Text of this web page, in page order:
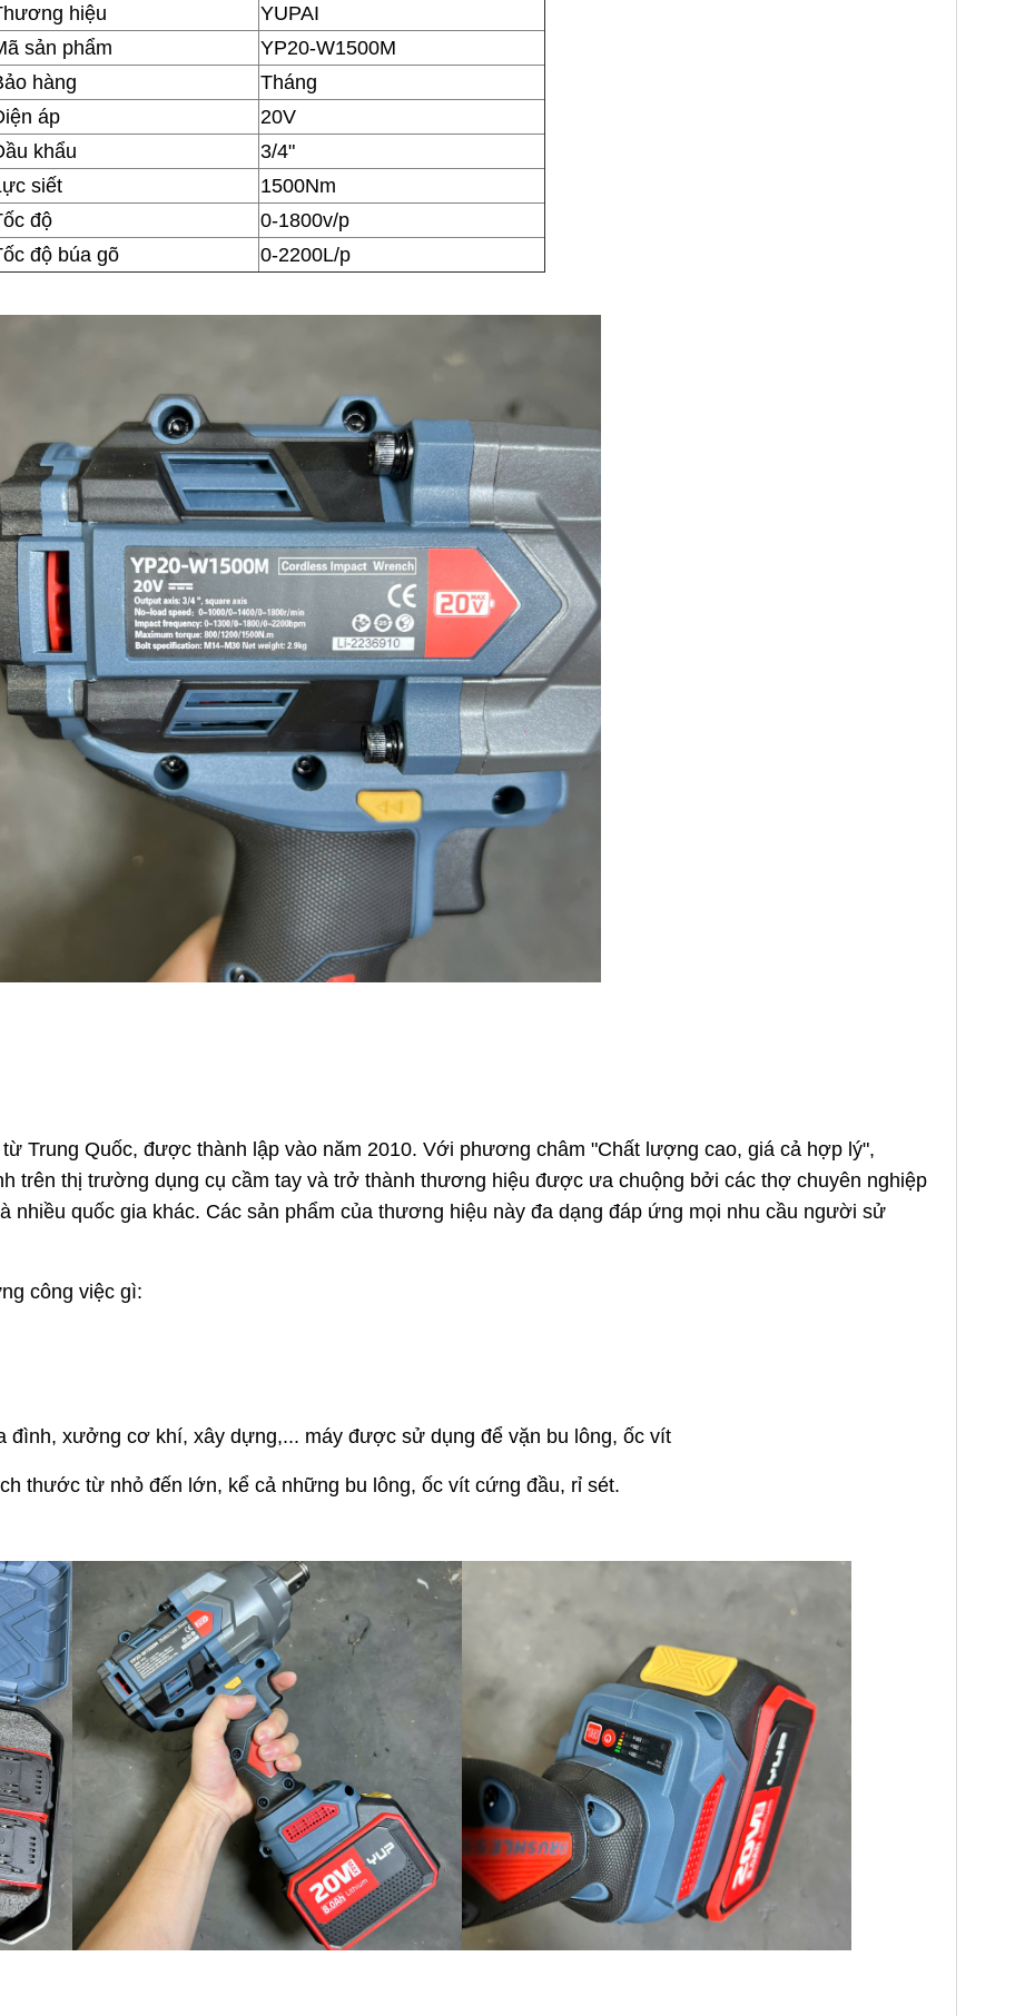
hiệu
YUPAI
sản phẩm
YP20-W1500M
hàng
Tháng
áp
20V
khẩu
3/4"
siết
1500Nm
độ
0-1800v/p
độ búa gõ
0-2200L/p
Trung Quốc, được thành lập vào năm 2010. Với phương châm "Chất lượng cao, giá cả hợp lý",
trên thị trường dụng cụ cầm tay và trở thành thương hiệu được ưa chuộng bởi các thợ chuyên nghiệp
nhiều quốc gia khác. Các sản phẩm của thương hiệu này đa dạng đáp ứng mọi nhu cầu người sử
công việc gì:
xưởng cơ khí, xây dựng,... máy được sử dụng để vặn bu lông, ốc vít
thước từ nhỏ đến lớn, kể cả những bu lông, ốc vít cứng đầu, rỉ sét.